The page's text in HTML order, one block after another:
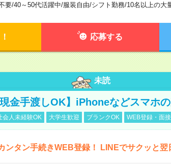
要/40～50代活躍中/服装自由/シフト勤務/10名以上の大
応募する
未読
金手渡しOK】iPhoneなどスマホ
会人未経験OK 大学生歓迎 ブランクOK WEB登録・面
ンタン手続きWEB登録！ LINEでサクッと翌